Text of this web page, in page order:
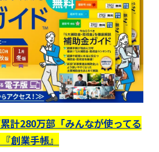
計280万部「みんなが使ってる
創業手帳』